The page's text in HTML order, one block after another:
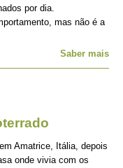
por dia.
mas não é a
Saber mais
Amatrice, Itália, depois
onde vivia com os